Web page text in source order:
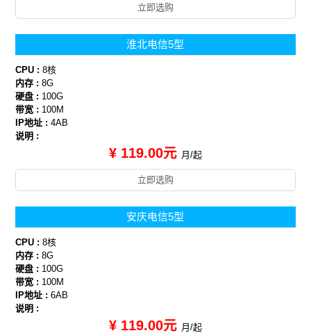
立即选购
淮北电信5型
CPU :8核
内存 :8G
硬盘 : 100G
带宽 : 100M
IP地址 :4AB
说明 :
¥ 119.00元 月/起
立即选购
安庆电信5型
CPU :8核
内存 :8G
硬盘 : 100G
带宽 : 100M
IP地址 :6AB
说明 :
¥ 119.00元 月/起